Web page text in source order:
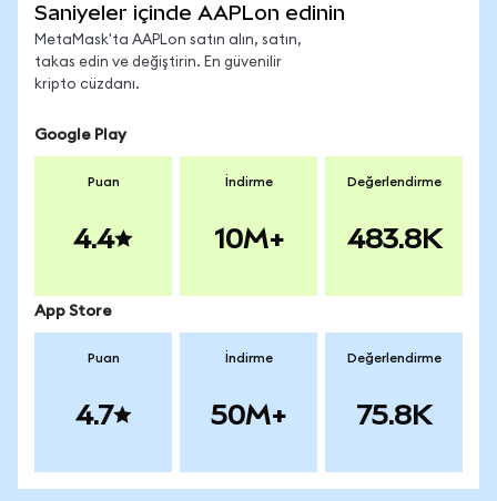
Saniyeler içinde AAPLon edinin
MetaMask'ta AAPLon satın alın, satın,
takas edin ve değiştirin. En güvenilir
kripto cüzdanı.
Google Play
Puan
4.4
İndirme
10M+
Değerlendirme
483.8K
App Store
Puan
4.7
İndirme
50M+
Değerlendirme
75.8K